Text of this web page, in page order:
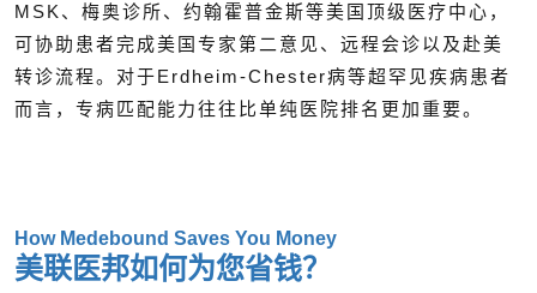
MSK、梅奥诊所、约翰霍普金斯等美国顶级医疗中心，
可协助患者完成美国专家第二意见、远程会诊以及赴美
转诊流程。对于Erdheim-Chester病等超罕见疾病患者
而言，专病匹配能力往往比单纯医院排名更加重要。
How Medebound Saves You Money
美联医邦如何为您省钱？